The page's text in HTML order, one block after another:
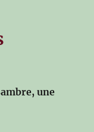
une